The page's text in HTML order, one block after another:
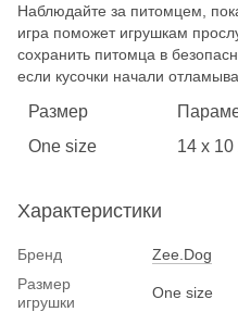
Наблюдайте за питомцем,
игра поможет игрушкам
сохранить питомца в
если кусочки начали
Размер
One size
14 х 10
Характеристики
Бренд
Zee.Dog
Размер
игрушки
One size